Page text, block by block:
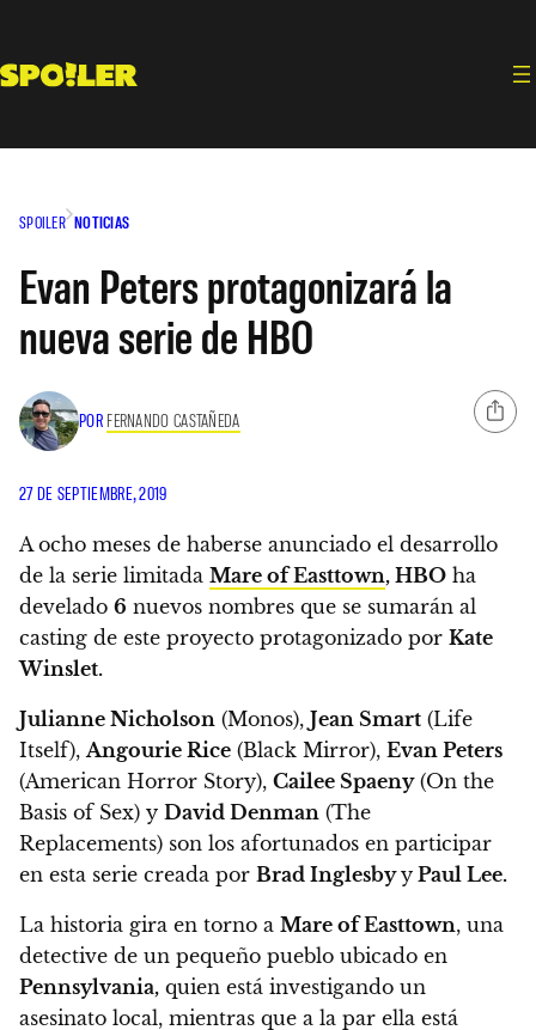
contenido
SPOILER NOTICIAS
Evan Peters protagonizará la
nueva serie de HBO
POR FERNANDO CASTAÑEDA
27 DE SEPTIEMBRE, 2019
A ocho meses de haberse anunciado el desarrollo
de la serie limitada Mare of Easttown, HBO ha
develado 6 nuevos nombres que se sumarán al
casting de este proyecto protagonizado por Kate
Winslet.
Julianne Nicholson (Monos), Jean Smart (Life
Itself),Angourie Rice (Black Mirror), Evan Peters
(American Horror Story), Cailee Spaeny(On the
Basis of Sex) y David Denman (The
Replacements) son los afortunados en participar
en esta serie creada por Brad Inglesbyy Paul Lee.
La historia gira en torno a Mare of Easttown, una
detective de un pequeño pueblo ubicado en
Pennsylvania, quien está investigando un
asesinato local, mientras que a la par ella está